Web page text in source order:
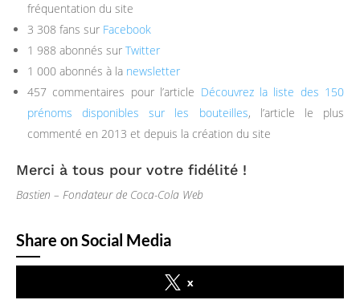
fréquentation du site
3 308 fans sur Facebook
1 988 abonnés sur Twitter
1 000 abonnés à la newsletter
457 commentaires pour l’article Découvrez la liste des 150
prénoms disponibles sur les bouteilles, l’article le plus
commenté en 2013 et depuis la création du site
Merci à tous pour votre fidélité !
Bastien – Fondateur de Coca-Cola Web
Share on Social Media
x